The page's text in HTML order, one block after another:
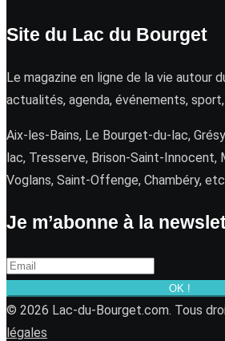
Site du Lac du Bourget
Le magazine en ligne de la vie autour
actualités, agenda, événements,
Aix-les-Bains, Le Bourget-du-lac,
lac, Tresserve, Brison-Saint-Innocent,
Voglans, Saint-Offenge, Chambéry,
Je m’abonne à la
OK !
© 2026 Lac-du-Bourget.com. Tous
légales